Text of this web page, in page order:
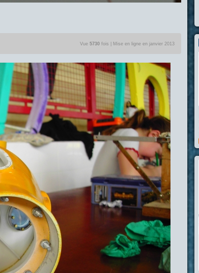
Vue 5730 fois | Mise en ligne en janvier 2013